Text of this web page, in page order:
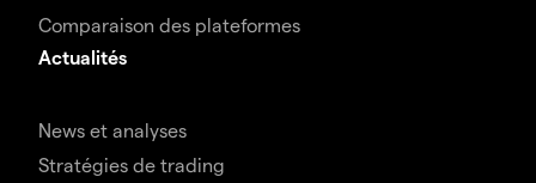
Comparaison des plateformes
Actualités
News et analyses
Stratégies de trading